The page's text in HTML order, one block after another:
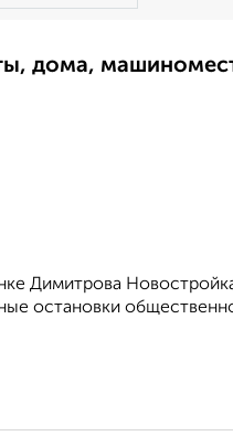
дома,
Димитрова
остановки